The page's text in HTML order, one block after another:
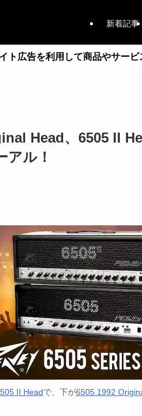
新着記事
ト広告を利用して商品やサービ
Head、6505 II
アル！
II Headで、下が6505 1992